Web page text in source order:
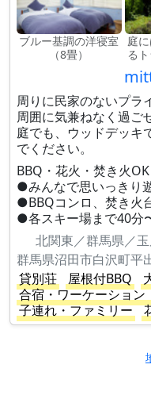
ブルー基調の洋寝室
（8畳）
庭
る
周りに民家のないプラ
周囲に気兼ねなく過ご
庭でも、ウッドデッキ
でください。
BBQ・花火・焚き火
●みんなで思いっきり
●BBQコンロ、焚き火
●各スキー場まで40分
北関東／群馬県／
群馬県沼田市白沢町平
貸別荘
屋根付BBQ
合宿・ワーケーション
子連れ・ファミリー